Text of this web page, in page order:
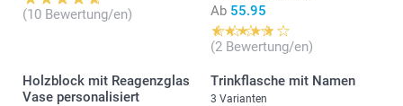
(10 Bewertung/en) Ab 55.95
(2 Bewertung/en)
Holzblock mit Reagenzglas
Vase personalisiert
Trinkflasche mit Namen
3 Varianten